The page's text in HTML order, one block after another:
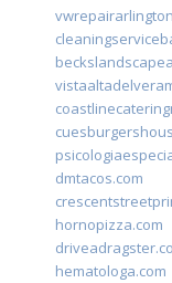
dmtacos.com
hornopizza.com
hematologa.com